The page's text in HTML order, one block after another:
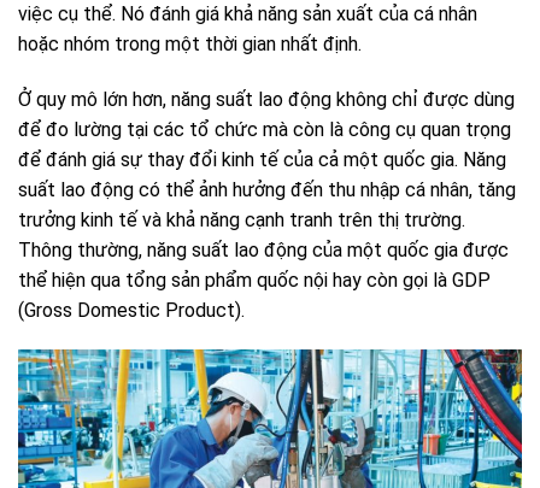
việc cụ thể. Nó đánh giá khả năng sản xuất của cá nhân
hoặc nhóm trong một thời gian nhất định.
Ở quy mô lớn hơn, năng suất lao động không chỉ được dùng
để đo lường tại các tổ chức mà còn là công cụ quan trọng
để đánh giá sự thay đổi kinh tế của cả một quốc gia. Năng
suất lao động có thể ảnh hưởng đến thu nhập cá nhân, tăng
trưởng kinh tế và khả năng cạnh tranh trên thị trường.
Thông thường, năng suất lao động của một quốc gia được
thể hiện qua tổng sản phẩm quốc nội hay còn gọi là GDP
(Gross Domestic Product).